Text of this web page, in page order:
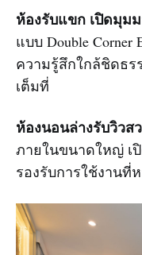
ห้องรับแขก เปิดมุม
แบบ Double
ความรู้สึกใกล้ชิดธ
เต็มที่
ห้องนอนล่างรับวิวส
ภายในขนาดใหญ่ เ
รองรับการใช้งานที่